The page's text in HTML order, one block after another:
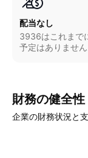
配当なし
3936はこれまで
予定はありません
財務の健全性
企業の財務状況と